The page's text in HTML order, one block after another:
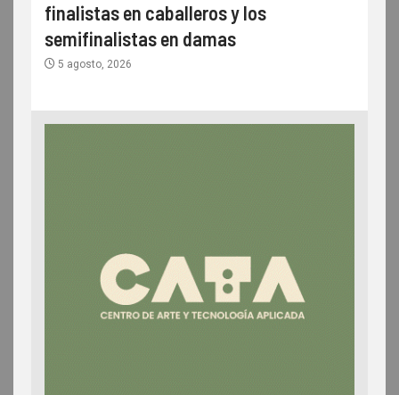
finalistas en caballeros y los
semifinalistas en damas
5 agosto, 2026